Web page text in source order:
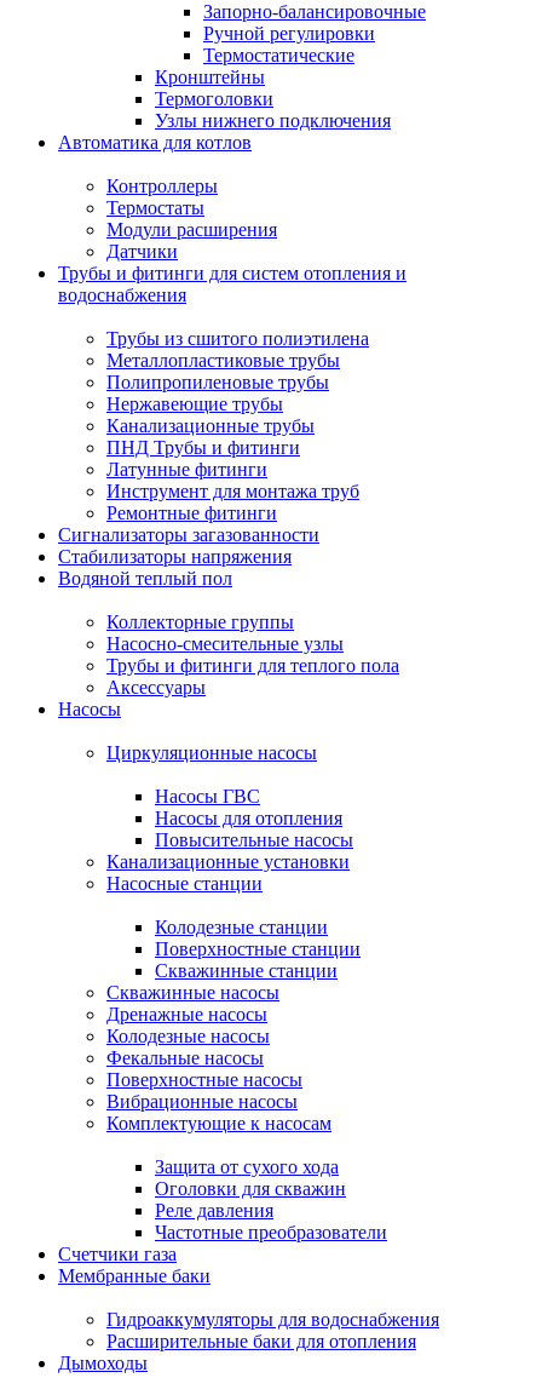
Запорно-балансировочные
Ручной регулировки
Термостатические
Кронштейны
Термоголовки
Узлы нижнего подключения
Автоматика для котлов
Контроллеры
Термостаты
Модули расширения
Датчики
Трубы и фитинги для систем отопления и
водоснабжения
Трубы из сшитого полиэтилена
Металлопластиковые трубы
Полипропиленовые трубы
Нержавеющие трубы
Канализационные трубы
ПНД Трубы и фитинги
Латунные фитинги
Инструмент для монтажа труб
Ремонтные фитинги
Сигнализаторы загазованности
Стабилизаторы напряжения
Водяной теплый пол
Коллекторные группы
Насосно-смесительные узлы
Трубы и фитинги для теплого пола
Аксессуары
Насосы
Циркуляционные насосы
Насосы ГВС
Насосы для отопления
Повысительные насосы
Канализационные установки
Насосные станции
Колодезные станции
Поверхностные станции
Скважинные станции
Скважинные насосы
Дренажные насосы
Колодезные насосы
Фекальные насосы
Поверхностные насосы
Вибрационные насосы
Комплектующие к насосам
Защита от сухого хода
Оголовки для скважин
Реле давления
Частотные преобразователи
Счетчики газа
Мембранные баки
Гидроаккумуляторы для водоснабжения
Расширительные баки для отопления
Дымоходы